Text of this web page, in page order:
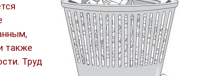
также
Труд